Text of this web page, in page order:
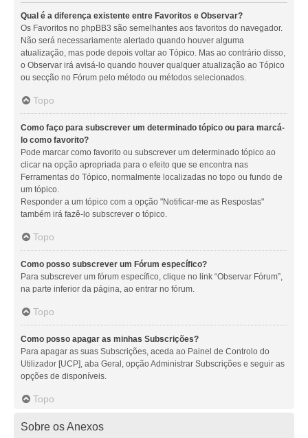
Qual é a diferença existente entre Favoritos e Observar?
Os Favoritos no phpBB3 são semelhantes aos favoritos do navegador.
Não será necessariamente alertado quando houver alguma
atualização, mas pode depois voltar ao Tópico. Mas ao contrário disso,
o Observar irá avisá-lo quando houver qualquer atualização ao Tópico
ou secção no Fórum pelo método ou métodos selecionados.
Topo
Como faço para subscrever um determinado tópico ou para marcá-
lo como favorito?
Pode marcar como favorito ou subscrever um determinado tópico ao
clicar na opção apropriada para o efeito que se encontra nas
Ferramentas do Tópico, normalmente localizadas no topo ou fundo de
um tópico.
Responder a um tópico com a opção "Notificar-me as Respostas"
também irá fazê-lo subscrever o tópico.
Topo
Como posso subscrever um Fórum específico?
Para subscrever um fórum específico, clique no link “Observar Fórum”,
na parte inferior da página, ao entrar no fórum.
Topo
Como posso apagar as minhas Subscrições?
Para apagar as suas Subscrições, aceda ao Painel de Controlo do
Utilizador [UCP], aba Geral, opção Administrar Subscrições e seguir as
opções de disponíveis.
Topo
Sobre os Anexos